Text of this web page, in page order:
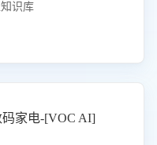
识库
家电-[VOC AI]